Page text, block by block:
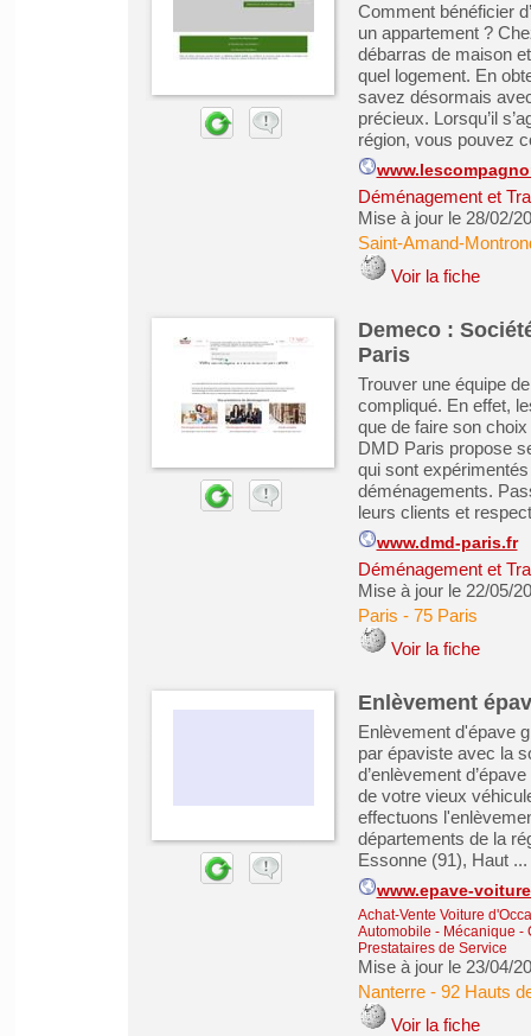
Comment bénéficier
un appartement ?
débarras de maison
quel logement. En
savez désormais
précieux. Lorsqu’il
région, vous pouvez
Déménagement et
Mise à jour le 28/02/
Saint-Amand-
Voir la fiche
Demeco :
Paris
Trouver une équipe
compliqué. En effet,
que de faire son
DMD Paris propose
qui sont
déménagements.
leurs clients et
www.dmd-paris.fr
Déménagement et
Mise à jour le 22/05/
Paris - 75 Paris
Voir la fiche
Enlèvement
Enlèvement d'épave
par épaviste avec la
d’enlèvement
de votre vieux
effectuons
départements de la
Essonne (91), Haut ...
www.epave-
Achat-Vente Voiture
Automobile - Mécanique -
Prestataires de Service
Mise à jour le 23/04/
Nanterre- 92 Hauts
Voir la fiche